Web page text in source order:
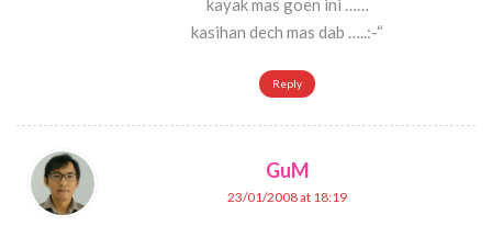
kayak mas goen ini ……
kasihan dech mas dab …..:-“
Reply
GuM
23/01/2008 at 18:19